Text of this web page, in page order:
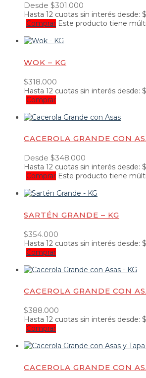
Desde $301.000
Hasta 12 cuotas sin interés desde: $
Comprar Este producto tiene
WOK – KG
$318.000
Hasta 12 cuotas sin interés desde: $
Comprar
CACEROLA GRANDE CON
Desde $348.000
Hasta 12 cuotas sin interés desde: $
Comprar Este producto tiene
SARTÉN GRANDE – KG
$354.000
Hasta 12 cuotas sin interés desde: $
Comprar
CACEROLA GRANDE CON
$388.000
Hasta 12 cuotas sin interés desde: $
Comprar
CACEROLA GRANDE CON